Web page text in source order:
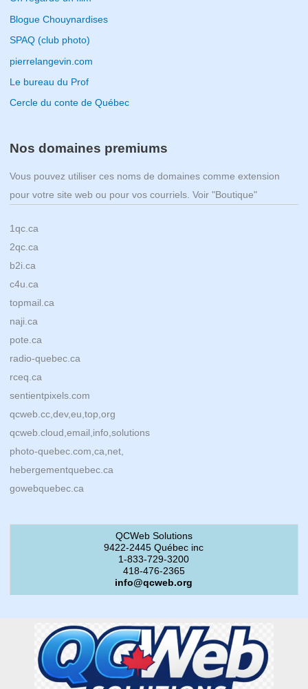
Blogue Chouynardises
SPAQ (club photo)
pierrelangevin.com
Le bureau du Prof
Cercle du conte de Québec
Nos domaines premiums
Vous pouvez utiliser ces noms de domaines comme extension
pour votre site web ou pour vos courriels. Voir "Boutique"
1qc.ca
2qc.ca
b2i.ca
c4u.ca
topmail.ca
naji.ca
pote.ca
radio-quebec.ca
rceq.ca
sentientpixels.com
qcweb.cc,dev,eu,top,org
qcweb.cloud,email,info,solutions
photo-quebec.com,ca,net,
hebergementquebec.ca
gowebquebec.ca
QCWeb Solutions
9422-2445 Québec inc
1-833-729-3200
418-476-2365
info@qcweb.org